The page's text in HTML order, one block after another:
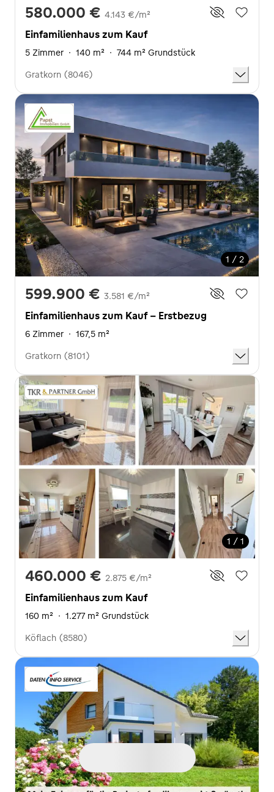
580.000 € 4.143 €/m²
Einfamilienhaus zum Kauf
5 Zimmer · 140 m² · 744 m² Grundstück
Gratkorn (8046)
1 / 2
599.900 € 3.581 €/m²
Einfamilienhaus zum Kauf - Erstbezug
6 Zimmer · 167,5 m²
Gratkorn (8101)
1 / 1
460.000 € 2.875 €/m²
Einfamilienhaus zum Kauf
160 m² · 1.277 m² Grundstück
Köflach (8580)